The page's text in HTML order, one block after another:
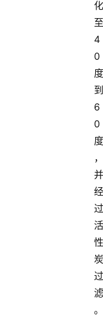
化
至
4
0
度
到
6
0
度
，
并
经
过
活
性
炭
过
滤
。